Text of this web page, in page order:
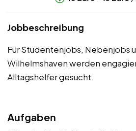
Jobbeschreibung
Für Studentenjobs, Nebenjobs
Wilhelmshaven werden
Alltagshelfer gesucht.
Aufgaben